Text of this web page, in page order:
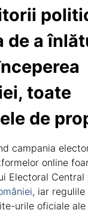
de a
toate
de
campania
online
Electoral
, iar
urile oficiale ale